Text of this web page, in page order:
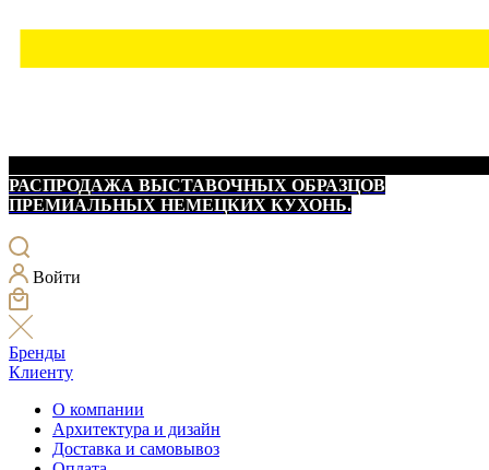
РАСПРОДАЖА ВЫСТАВОЧНЫХ ОБРАЗЦОВ
ПРЕМИАЛЬНЫХ НЕМЕЦКИХ КУХОНЬ.
Войти
Бренды
Клиенту
О компании
Архитектура и дизайн
Доставка и самовывоз